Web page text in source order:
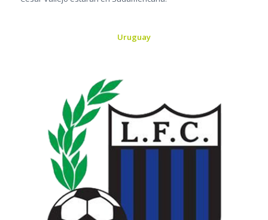
Uruguay